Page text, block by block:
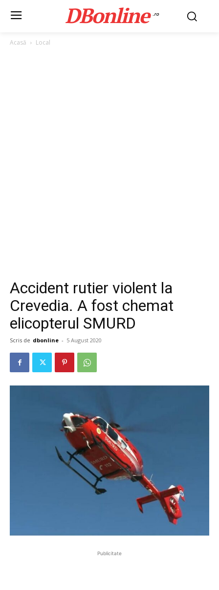
DBonline .ro
Acasă Local
Accident rutier violent la
Crevedia. A fost chemat
elicopterul SMURD
Scris de dbonline - 5 August 2020
Publicitate